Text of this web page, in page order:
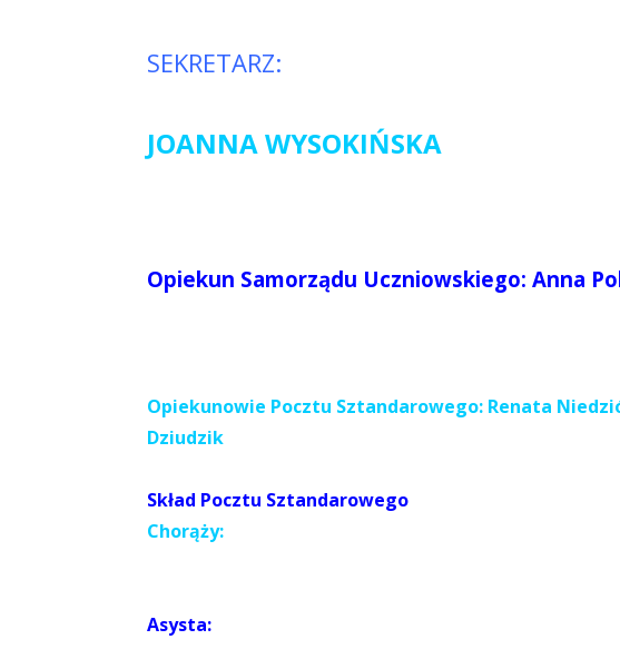
SEKRETARZ:
JOANNA WYSOKIŃSKA
Opiekun Samorządu Uczniowskiego: Anna
Opiekunowie Pocztu Sztandarowego: Renata
Dziudzik
Skład Pocztu Sztandarowego
Chorąży:
Asysta: